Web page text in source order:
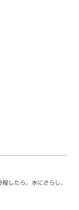
したら、水にさらし、